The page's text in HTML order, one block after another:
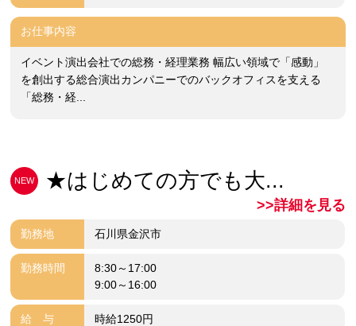
お仕事内容
イベント演出会社での総務・経理業務 幅広い領域で「感動」
を創出する総合演出カンパニーでのバックオフィスを支える
「総務・経...
NEW ★はじめての方でも大...
>>詳細を見る
勤務地 石川県金沢市
勤務時間
8:30～17:00
9:00～16:00
給 与 時給1250円